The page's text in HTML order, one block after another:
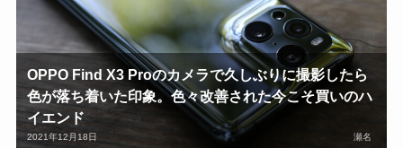
OPPO Find X3 Proのカメラで久しぶりに撮影したら
色が落ち着いた印象。色々改善された今こそ買いのハ
イエンド
2021年12月18日 瀬名